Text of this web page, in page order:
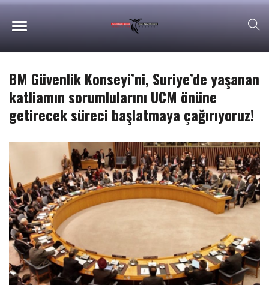
BM Güvenlik Konseyi’ni, Suriye’de yaşanan
katliamın sorumlularını UCM önüne
getirecek süreci başlatmaya çağırıyoruz!